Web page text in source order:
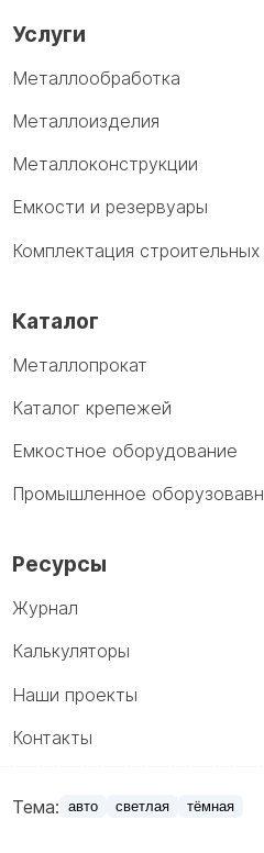
Услуги
Металлообработка
Металлоизделия
Металлоконструкции
Емкости и резервуары
Комплектация
Каталог
Металлопрокат
Каталог крепежей
Емкостное оборудование
Промышленное
Ресурсы
Журнал
Калькуляторы
Наши проекты
Контакты
Тема: авто светлая тёмная